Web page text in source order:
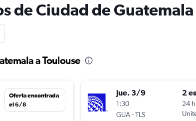
de Ciudad de Guatemala
a Toulouse
Oferta encontrada
el 6/8
jue. 3/9
1:30
GUA-TLS
2
24